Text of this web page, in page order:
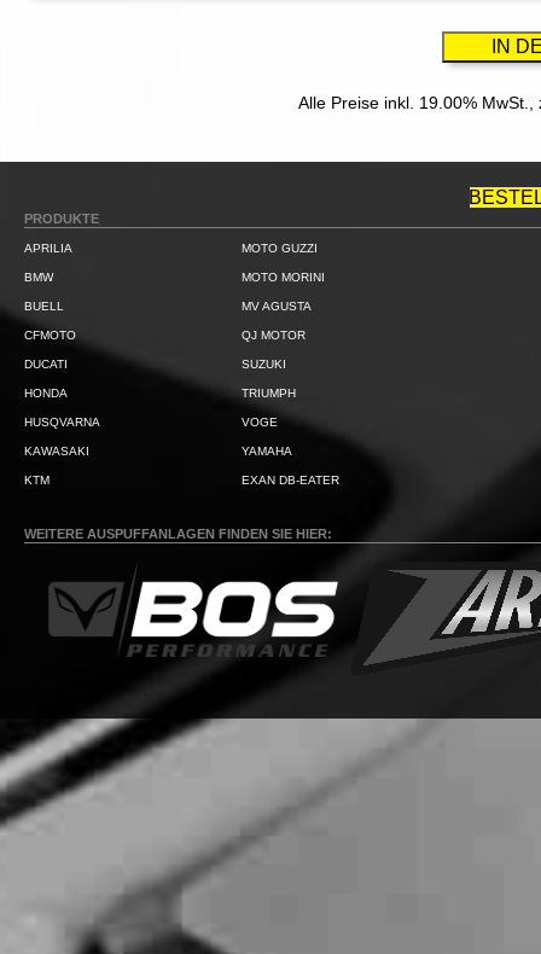
Alle Preise inkl. 19.00% MwSt.,
PRODUKTE
APRILIA
BMW
BUELL
CFMOTO
DUCATI
HONDA
HUSQVARNA
KAWASAKI
KTM
MOTO GUZZI
MOTO MORINI
MV AGUSTA
QJ MOTOR
SUZUKI
TRIUMPH
VOGE
YAMAHA
EXAN DB-EATER
WEITERE AUSPUFFANLAGEN FINDEN SIE HIER: